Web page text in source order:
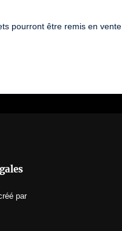
pourront être remis en vente.
par